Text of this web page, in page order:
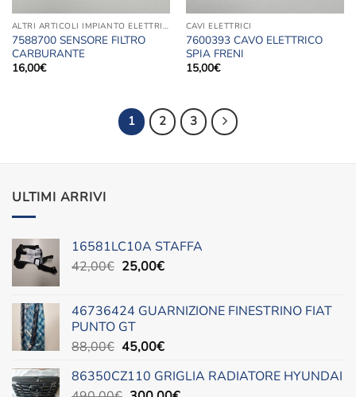
ALTRI ARTICOLI IMPIANTO ELETTRICO
7588700 SENSORE FILTRO
CARBURANTE
16,00€
CAVI ELETTRICI
7600393 CAVO ELETTRICO
SPIA FRENI
15,00€
1 2 3
ULTIMI ARRIVI
16581LC10A STAFFA
42,00€ Il
era:
42,00€.
25,00€Il
è:
46736424 GUARNIZIONE FINESTRINO FIAT
PUNTO GT
88,00€ Il
originale
45,00€Il
attuale
86350CZ110 GRIGLIA RADIATORE HYUNDAI